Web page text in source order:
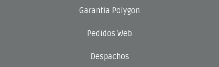
Garantía Polygon
Pedidos Web
Despachos